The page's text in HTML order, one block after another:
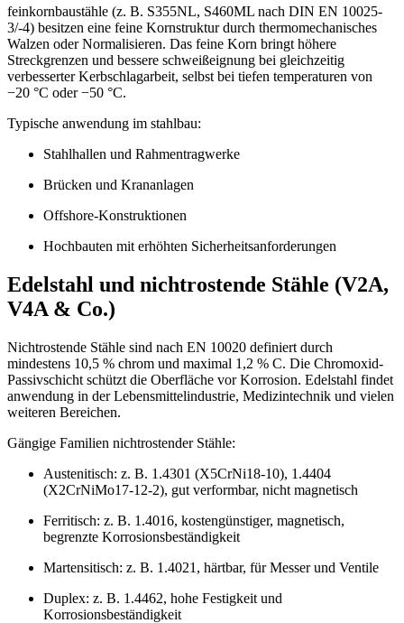
feinkornbaustähle (z. B. S355NL, S460ML nach DIN EN 10025-
3/-4) besitzen eine feine Kornstruktur durch thermomechanisches
Walzen oder Normalisieren. Das feine Korn bringt höhere
Streckgrenzen und bessere schweißeignung bei gleichzeitig
verbesserter Kerbschlagarbeit, selbst bei tiefen temperaturen von
−20 °C oder −50 °C.
Typische anwendung im stahlbau:
Stahlhallen und Rahmentragwerke
Brücken und Krananlagen
Offshore-Konstruktionen
Hochbauten mit erhöhten Sicherheitsanforderungen
Edelstahl und nichtrostende Stähle (V2A,
V4A & Co.)
Nichtrostende Stähle sind nach EN 10020 definiert durch
mindestens 10,5 % chrom und maximal 1,2 % C. Die Chromoxid-
Passivschicht schützt die Oberfläche vor Korrosion. Edelstahl findet
anwendung in der Lebensmittelindustrie, Medizintechnik und vielen
weiteren Bereichen.
Gängige Familien nichtrostender Stähle:
Austenitisch: z. B. 1.4301 (X5CrNi18-10), 1.4404
(X2CrNiMo17-12-2), gut verformbar, nicht magnetisch
Ferritisch: z. B. 1.4016, kostengünstiger, magnetisch,
begrenzte Korrosionsbeständigkeit
Martensitisch: z. B. 1.4021, härtbar, für Messer und Ventile
Duplex: z. B. 1.4462, hohe Festigkeit und
Korrosionsbeständigkeit